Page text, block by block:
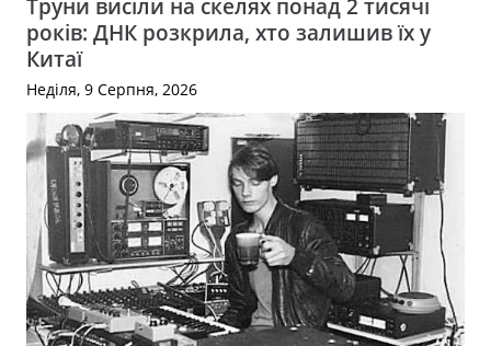
років: ДНК розкрила, хто залишив їх у
Китаї
Неділя, 9 Серпня, 2026